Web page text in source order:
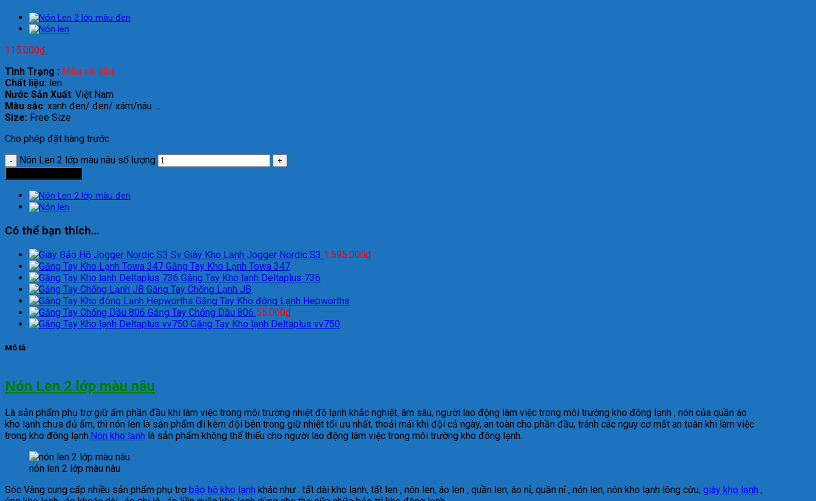
115.000₫
Tình Trạng : Mẫu có sẵn
Chất liệu: len
Nước Sản Xuất: Việt Nam
Màu sắc: xanh đen/ đen/ xám/nâu …
Size: Free Size
Cho phép đặt hàng trước
Nón Len 2 lớp màu nâu số lượng
Có thể bạn thích…
Giày Kho Lạnh Jogger Nordic S3 1.595.000₫
Găng Tay Kho Lạnh Towa 347
Găng Tay Kho lạnh Deltaplus 736
Găng Tay Chống Lạnh JB
Găng Tay Kho đông Lạnh Hepworths
Găng Tay Chống Dầu 806 55.000₫
Găng Tay Kho lạnh Deltaplus vv750
Mô tả
Nón Len 2 lớp màu nâu
Là sản phẩm phụ trợ giữ ấm phần đầu khi làm việc trong môi trường nhiệt độ lạnh khắc nghiệt, âm sâu, người lao động làm việc trong môi trường kho đông lạnh , nón của quần áo
kho lạnh chưa đủ ấm, thì nón len là sản phẩm đi kèm đội bên trong giữ nhiệt tối ưu nhất, thoải mái khi đội cả ngày, an toàn cho phần đầu, tránh các nguy cơ mất an toàn khi làm việc
trong kho đông lạnh.Nón kho lạnh là sản phẩm không thể thiếu cho người lao động làm việc trong môi trường kho đông lạnh.
nón len 2 lớp màu nâu
Sóc Vàng cung cấp nhiều sản phẩm phụ trợbảo hộ kho lạnh khác như : tất dài kho lạnh, tất len , nón len, áo len , quần len, áo nỉ, quần nỉ , nón len, nón kho lạnh lông cừu, giày kho lạnh ,